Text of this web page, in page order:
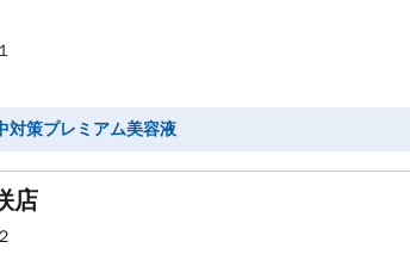
策プレミアム美容液
店